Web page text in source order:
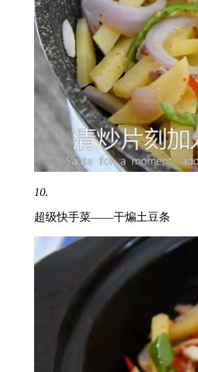
10.
超级快手菜——干煸土豆条